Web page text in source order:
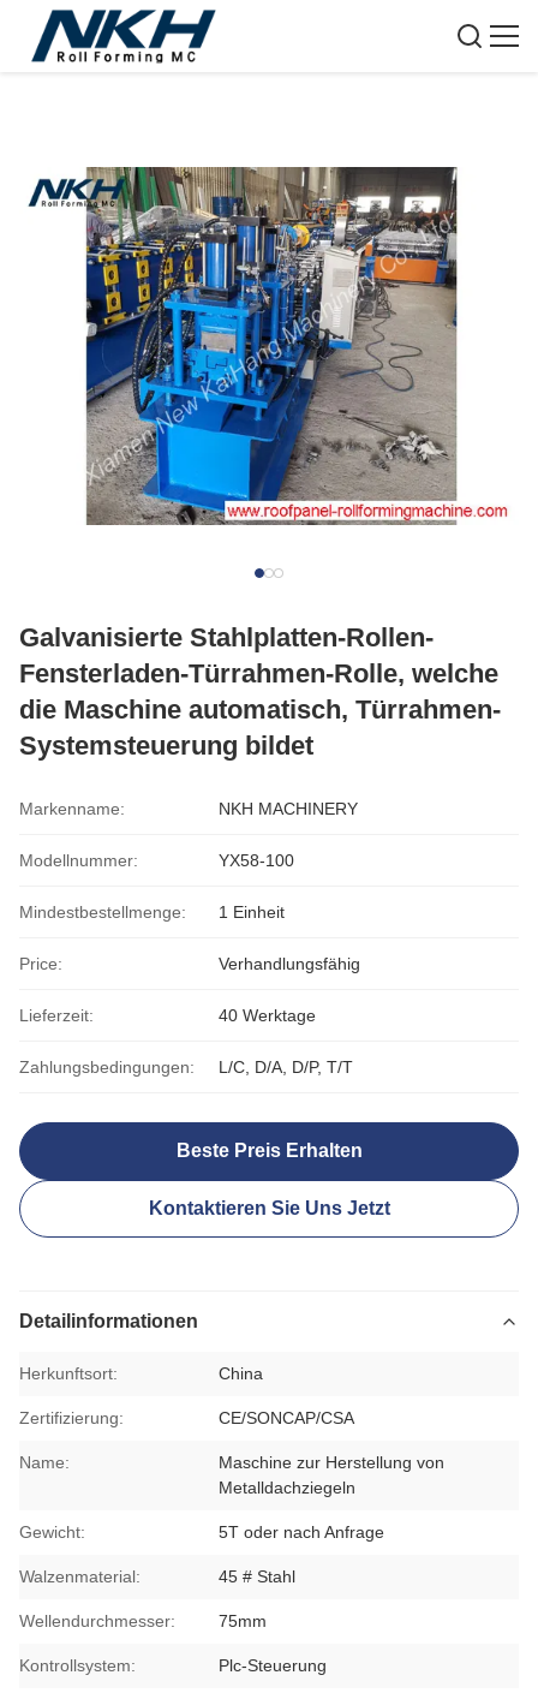
Galvanisierte Stahlplatten-Rollen-
Fensterladen-Türrahmen-Rolle, welche
die Maschine automatisch, Türrahmen-
Systemsteuerung bildet
Markenname: NKH MACHINERY
Modellnummer: YX58-100
Mindestbestellmenge: 1 Einheit
Price: Verhandlungsfähig
Lieferzeit: 40 Werktage
Zahlungsbedingungen: L/C, D/A, D/P, T/T
Beste Preis Erhalten
Kontaktieren Sie Uns Jetzt
Detailinformationen
Herkunftsort: China
Zertifizierung: CE/SONCAP/CSA
Name:
Maschine zur Herstellung von
Metalldachziegeln
Gewicht: 5T oder nach Anfrage
Walzenmaterial: 45 # Stahl
Wellendurchmesser: 75mm
Kontrollsystem: Plc-Steuerung